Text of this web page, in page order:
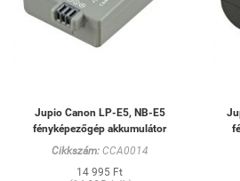
Jupio Canon LP-E5, NB-E5
fényképezőgép akkumulátor
Cikkszám:CCA0014
14 995 Ft